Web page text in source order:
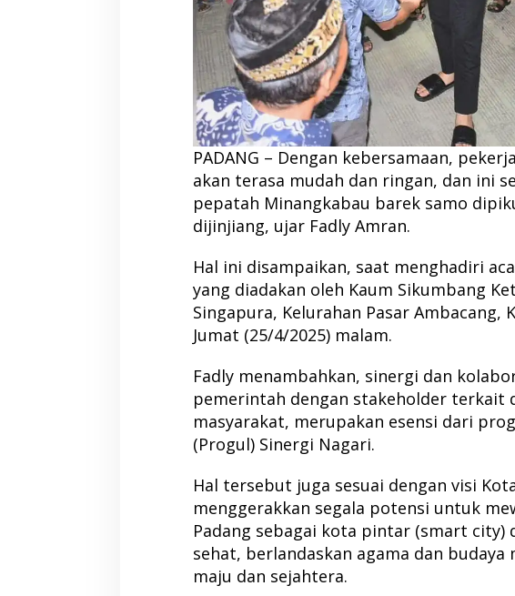
PADANG – Dengan kebersamaan,
akan terasa mudah dan ringan, dan ini
pepatah Minangkabau barek samo
dijinjiang, ujar Fadly Amran.
Hal ini disampaikan, saat menghadiri
yang diadakan oleh Kaum Sikumbang
Singapura, Kelurahan Pasar Ambacang,
Jumat (25/4/2025) malam.
Fadly menambahkan, sinergi dan
pemerintah dengan stakeholder terkait
masyarakat, merupakan esensi dari
(Progul) Sinergi Nagari.
Hal tersebut juga sesuai dengan visi
menggerakkan segala potensi untuk
Padang sebagai kota pintar (smart city)
sehat, berlandaskan agama dan budaya
maju dan sejahtera.